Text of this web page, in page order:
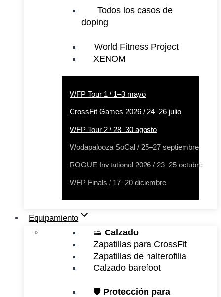
Todos los casos de
doping
World Fitness Project
XENOM
WFP Tour 1 / 1–3 mayo
CrossFit Games 2026 / 24–26 julio
WFP Tour 2 / 28–30 agosto
Wodapalooza SoCal / 25–27 septiembre
ROGUE Invitational 2026 / 23–25 octubre
WFP Finals / 17–20 diciembre
Equipamiento
👟 Calzado
Zapatillas para CrossFit
Zapatillas de halterofilia
Calzado barefoot
🛡️ Protección para